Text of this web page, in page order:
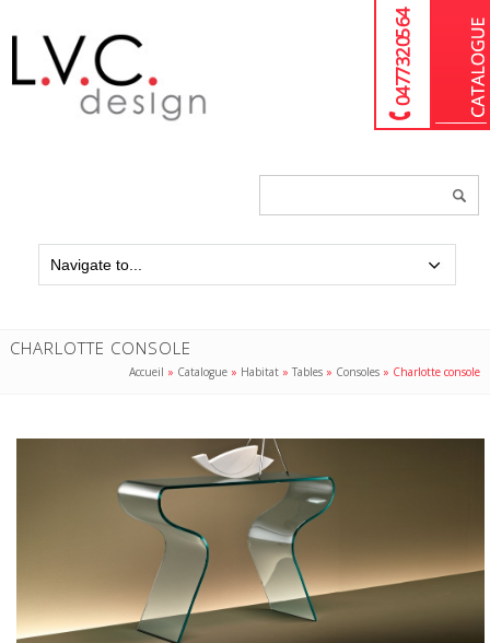
04 77 32 05 64
CHARLOTTE CONSOLE
Accueil » Catalogue » Habitat »Tables » Consoles » Charlotte console